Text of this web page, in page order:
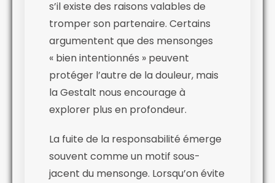
s’il existe des raisons valables de
tromper son partenaire. Certains
argumentent que des mensonges
« bien intentionnés » peuvent
protéger l’autre de la douleur, mais
la Gestalt nous encourage à
explorer plus en profondeur.
La fuite de la responsabilité émerge
souvent comme un motif sous-
jacent du mensonge. Lorsqu’on évite